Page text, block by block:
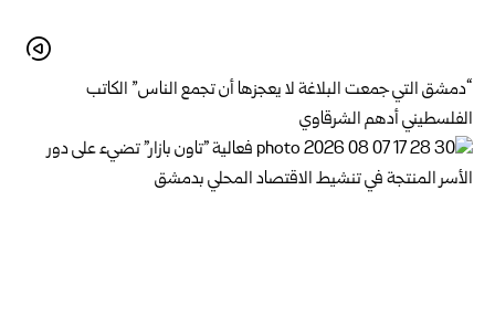
“دمشق التي جمعت البلاغة لا يعجزها أن تجمع الناس” الكاتب
الفلسطيني أدهم الشرقاوي